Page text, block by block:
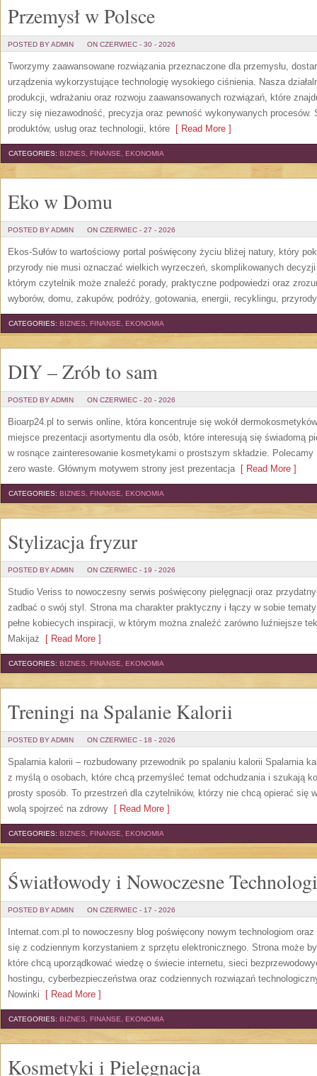
Przemysł w Polsce
POSTED BY ADMIN ON CZERWIEC - 30 - 2026
Tworzymy zaawansowane rozwiązania przeznaczone dla przemysłu,
urządzenia wykorzystujące technologię wysokiego ciśnienia. Nasza
produkcji, wdrażaniu oraz rozwoju zaawansowanych rozwiązań, które
liczy się niezawodność, precyzja oraz pewność wykonywanych procesów.
produktów, usług oraz technologii, które [ Read More ]
CATEGORIES: BIZNES, FINANSE, EKONOMIA
Eko w Domu
POSTED BY ADMIN ON CZERWIEC - 27 - 2026
Ekos-Sułów to wartościowy portal poświęcony życiu bliżej natury, który
przyrody nie musi oznaczać wielkich wyrzeczeń, skomplikowanych
którym czytelnik może znaleźć porady, praktyczne podpowiedzi oraz
wyborów, domu, zakupów, podróży, gotowania, energii, recyklingu,
CATEGORIES: BIZNES, FINANSE, EKONOMIA
DIY – Zrób to sam
POSTED BY ADMIN ON CZERWIEC - 20 - 2026
Bioarp24.pl to serwis online, która koncentruje się wokół
miejsce prezentacji asortymentu dla osób, które interesują się świadomą
w rosnące zainteresowanie kosmetykami o prostszym składzie. Polecamy
zero waste. Głównym motywem strony jest prezentacja[ Read More ]
CATEGORIES: BIZNES, FINANSE, EKONOMIA
Stylizacja fryzur
POSTED BY ADMIN ON CZERWIEC - 19 - 2026
Studio Veriss to nowoczesny serwis poświęcony pielęgnacji oraz
zadbać o swój styl. Strona ma charakter praktyczny i łączy w sobie
pełne kobiecych inspiracji, w którym można znaleźć zarówno luźniejsze
Makijaż [ Read More ]
CATEGORIES: BIZNES, FINANSE, EKONOMIA
Treningi na Spalanie Kalorii
POSTED BY ADMIN ON CZERWIEC - 18 - 2026
Spalarnia kalorii – rozbudowany przewodnik po spalaniu kalorii Spalarnia
z myślą o osobach, które chcą przemyśleć temat odchudzania i szukają
prosty sposób. To przestrzeń dla czytelników, którzy nie chcą opierać się
wolą spojrzeć na zdrowy [ Read More ]
CATEGORIES: BIZNES, FINANSE, EKONOMIA
Światłowody i Nowoczesne
POSTED BY ADMIN ON CZERWIEC - 17 - 2026
Internat.com.pl to nowoczesny blog poświęcony nowym technologiom
się z codziennym korzystaniem z sprzętu elektronicznego. Strona może
które chcą uporządkować wiedzę o świecie internetu, sieci
hostingu, cyberbezpieczeństwa oraz codziennych rozwiązań
Nowinki [ Read More ]
CATEGORIES: BIZNES, FINANSE, EKONOMIA
Kosmetyki i Pielęgnacja